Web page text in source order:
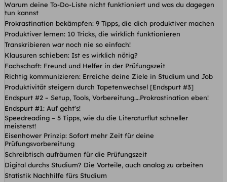
Warum deine To-Do-Liste nicht funktioniert und was du dagegen
tun kannst
Prokrastination bekämpfen: 9 Tipps, die dich produktiver machen
Produktiver lernen: 10 Tricks, die wirklich funktionieren
Transkribieren war noch nie so einfach!
Klausuren schieben: Ist es wirklich nötig?
Fachschaft: Freund und Helfer in der Prüfungszeit
Richtig kommunizieren: Erreiche deine Ziele in Studium und Job
Produktivität steigern durch Tapetenwechsel [Endspurt #3]
Endspurt #2 – Setup, Tools, Vorbereitung….Prokrastination eben!
Endspurt #1: Auf geht's!
Speedreading – 5 Tipps, wie du die Literaturflut schneller
meisterst!
Eisenhower Prinzip: Sofort mehr Zeit für deine
Prüfungsvorbereitung
Schreibtisch aufräumen für die Prüfungszeit
Digital durchs Studium? Die Vorteile, auch analog zu arbeiten
Statistik Nachhilfe fürs Studium